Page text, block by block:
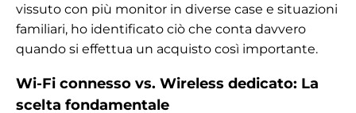
vissuto con più monitor in diverse case e situazioni
familiari, ho identificato ciò che conta davvero
quando si effettua un acquisto così importante.
Wi-Fi connesso vs. Wireless dedicato: La
scelta fondamentale